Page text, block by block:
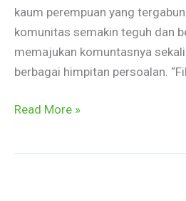
kaum perempuan yang
komunitas semakin teguh dan
memajukan komuntasnya
berbagai himpitan persoalan.
Read More »